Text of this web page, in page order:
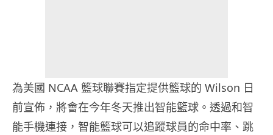
為美國 NCAA 籃球聯賽指定提供籃球的 Wilson 日
前宣佈，將會在今年冬天推出智能籃球。透過和智
能手機連接，智能籃球可以追蹤球員的命中率、跳